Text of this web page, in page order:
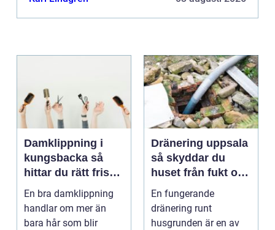
Damklippning i
kungsbacka så
hittar du rätt frisör
och stil
En bra damklippning
handlar om mer än
bara hår som blir
Dränering uppsala
så skyddar du
huset från fukt och
mögel
En fungerande
dränering runt
husgrunden är en av